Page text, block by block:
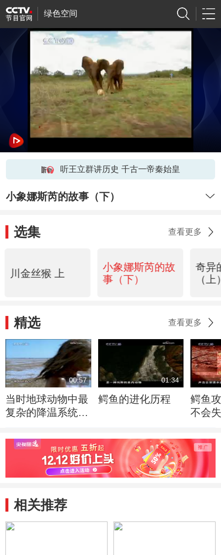
绿色空间
听王立群讲历史 千古一帝秦始皇
小象娜斯芮的故事（下）
选集 查看更多
川金丝猴 上
小象娜斯芮的故
事（下）
奇异
（上
精选 查看更多
00:57
当时地球动物中最
复杂的降温系统出
01:34
鳄鱼的进化历程
鳄鱼
不会
相关推荐